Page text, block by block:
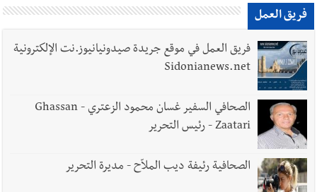
أخبار لبنان
مسيّرة أسرائيلية القت قنبلة صوتية باتجاه جرافة للجيش
اللبناني خلال عملها في المنصوري ومعلومات أولية عن اصابة أحد
العسكريين
العالم العربي
شُيّعوا في ‫غزة‬ بعد أن بقوا تحت الأنقاض منذ عام 2023: أيُعقل أن
يبقى الشعب الفلسطيني يعيش كل هذا الألم؟ وإلى متى تستمر هذه
المعاناة التي تمزق القلوب والضمائر؟
أخبار صيدا
فريق العمل
فريق العمل في موقع جريدة صيدونيانيوز.نت الإلكترونية
Sidonianews.net
الصحافي السفير غسان محمود الزعتري - Ghassan
Zaatari - رئيس التحرير
الصحافية رئيفة ديب الملاّح - مديرة التحرير